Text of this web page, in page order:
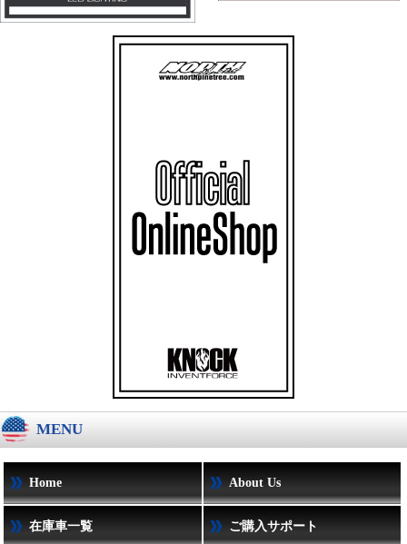
MENU
Home About Us
在庫車一覧 ご購入サポート